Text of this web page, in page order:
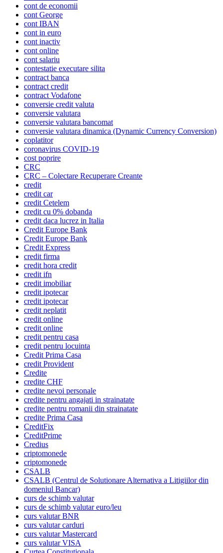
cont de economii
cont George
cont IBAN
cont in euro
cont inactiv
cont online
cont salariu
contestatie executare silita
contract banca
contract credit
contract Vodafone
conversie credit valuta
conversie valutara
conversie valutara bancomat
conversie valutara dinamica (Dynamic Currency Conversion)
coplatitor
coronavirus COVID-19
cost poprire
CRC
CRC – Colectare Recuperare Creante
credit
credit car
credit Cetelem
credit cu 0% dobanda
credit daca lucrez in Italia
Credit Europe Bank
Credit Europe Bank
Credit Express
credit firma
credit hora credit
credit ifn
credit imobiliar
credit ipotecar
credit ipotecar
credit neplatit
credit online
credit online
credit pentru casa
credit pentru locuinta
Credit Prima Casa
credit Provident
Credite
credite CHF
credite nevoi personale
credite pentru angajati in strainatate
credite pentru romanii din strainatate
credite Prima Casa
CreditFix
CreditPrime
Credius
criptomonede
criptomonede
CSALB
CSALB (Centrul de Solutionare Alternativa a Litigiilor din
domeniul Bancar)
curs de schimb valutar
curs de schimb valutar euro/leu
curs valutar BNR
curs valutar carduri
curs valutar Mastercard
curs valutar VISA